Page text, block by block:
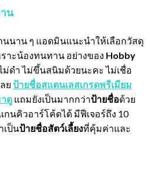
น
นนาน ๆ แอดมินแนะนำให้เลือกวัสดุ
าะน้องทนทาน อย่างของ Hobby
ม่ดำ ไม่ขึ้นสนิมด้วยนะคะ ไม่เชื่อ
ย ป้ายชื่อสแตนเลสเกรดพรีเมียม
ดู แถมยังเป็นมากกว่าป้ายชื่อด้วย
กนคิวอาร์โค้ดได้ มีฟีเจอร์ถึง 10
เป็นป้ายชื่อสัตว์เลี้ยงที่คุ้มค่าและ